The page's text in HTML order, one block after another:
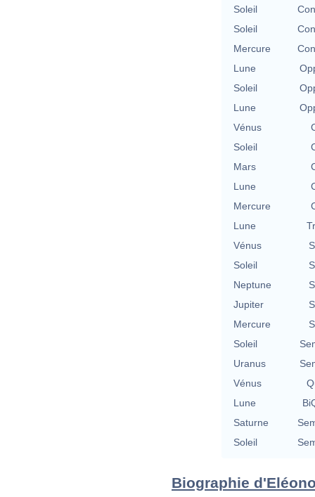
Soleil
Soleil
Mercure
Lune
Soleil
Lune
Vénus
Soleil
Mars
Lune
Mercure
Lune
Vénus
Soleil
Neptune
Jupiter
Mercure
Soleil
Uranus
Vénus
Lune
Saturne
Soleil
Biographie